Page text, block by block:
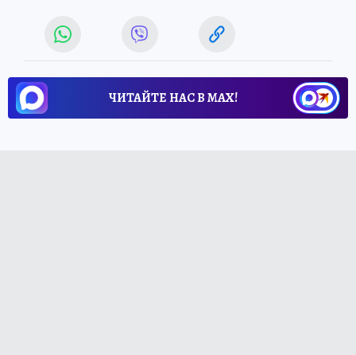
ЧИТАЙТЕ НАС В МАХ!